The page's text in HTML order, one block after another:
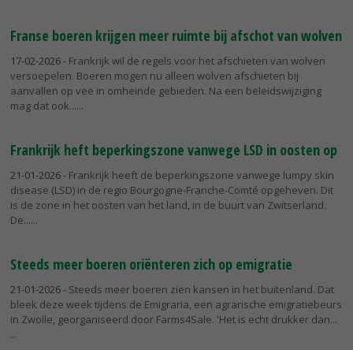
Franse boeren krijgen meer ruimte bij afschot van wolven
17-02-2026- Frankrijk wil de regels voor het afschieten van wolven
versoepelen. Boeren mogen nu alleen wolven afschieten bij
aanvallen op vee in omheinde gebieden. Na een beleidswijziging
mag dat ook...
Frankrijk heft beperkingszone vanwege LSD in oosten op
21-01-2026- Frankrijk heeft de beperkingszone vanwege lumpy skin
disease (LSD) in de regio Bourgogne-Franche-Comté opgeheven. Dit
is de zone in het oosten van het land, in de buurt van Zwitserland.
De...
Steeds meer boeren oriënteren zich op emigratie
21-01-2026- Steeds meer boeren zien kansen in het buitenland. Dat
bleek deze week tijdens de Emigraria, een agrarische emigratiebeurs
in Zwolle, georganiseerd door Farms4Sale. 'Het is echt drukker dan...